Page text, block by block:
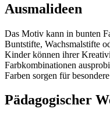
Ausmalideen
Das Motiv kann in bunten
Buntstifte, Wachsmalstifte
Kinder können ihrer
Farbkombinationen
Farben sorgen für
Pädagogischer